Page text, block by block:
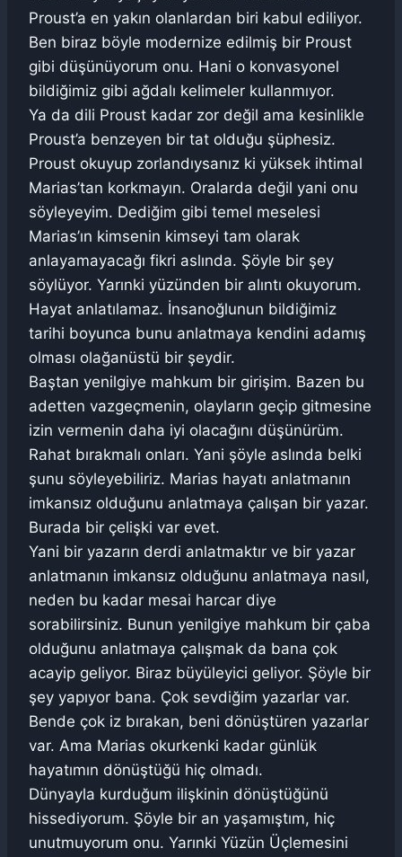
Proust’a en yakın olanlardan biri kabul ediliyor.
Ben biraz böyle modernize edilmiş bir Proust
gibi düşünüyorum onu. Hani o konvasyonel
bildiğimiz gibi ağdalı kelimeler kullanmıyor.
Ya da dili Proust kadar zor değil ama kesinlikle
Proust’a benzeyen bir tat olduğu şüphesiz.
Proust okuyup zorlandıysanız ki yüksek ihtimal
Marias’tan korkmayın. Oralarda değil yani onu
söyleyeyim. Dediğim gibi temel meselesi
Marias’ın kimsenin kimseyi tam olarak
anlayamayacağı fikri aslında. Şöyle bir şey
söylüyor. Yarınki yüzünden bir alıntı okuyorum.
Hayat anlatılamaz. İnsanoğlunun bildiğimiz
tarihi boyunca bunu anlatmaya kendini adamış
olması olağanüstü bir şeydir.
Baştan yenilgiye mahkum bir girişim. Bazen bu
adetten vazgeçmenin, olayların geçip gitmesine
izin vermenin daha iyi olacağını düşünürüm.
Rahat bırakmalı onları. Yani şöyle aslında belki
şunu söyleyebiliriz. Marias hayatı anlatmanın
imkansız olduğunu anlatmaya çalışan bir yazar.
Burada bir çelişki var evet.
Yani bir yazarın derdi anlatmaktır ve bir yazar
anlatmanın imkansız olduğunu anlatmaya nasıl,
neden bu kadar mesai harcar diye
sorabilirsiniz. Bunun yenilgiye mahkum bir çaba
olduğunu anlatmaya çalışmak da bana çok
acayip geliyor. Biraz büyüleyici geliyor. Şöyle bir
şey yapıyor bana. Çok sevdiğim yazarlar var.
Bende çok iz bırakan, beni dönüştüren yazarlar
var. Ama Marias okurkenki kadar günlük
hayatımın dönüştüğü hiç olmadı.
Dünyayla kurduğum ilişkinin dönüştüğünü
hissediyorum. Şöyle bir an yaşamıştım, hiç
unutmuyorum onu. Yarınki Yüzün Üçlemesini